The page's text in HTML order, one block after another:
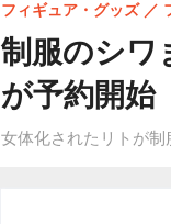
制服のシワ
が予約開始
女体化されたリトが制
フィギュア・グッズ